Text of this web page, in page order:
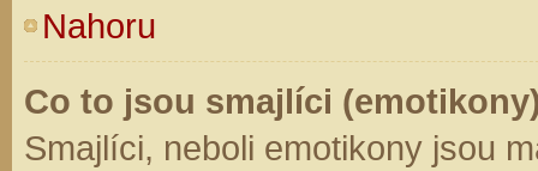
Nahoru
Co to jsou smajlíci
Smajlíci, neboli emotikony jsou